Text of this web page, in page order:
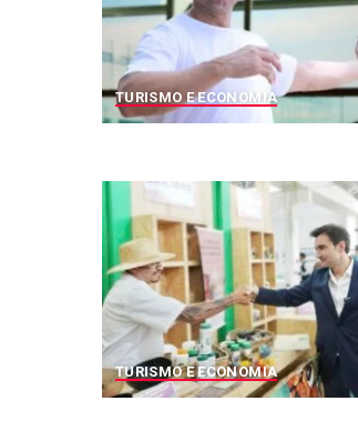
TURISMO E ECONOMIA
TURISMO E ECONOMIA